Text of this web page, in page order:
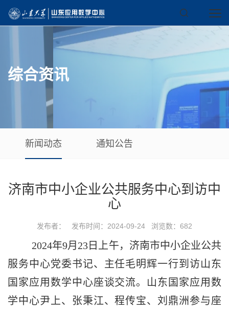
综合资讯
新闻动态 通知公告
济南市中小企业公共服务中心到访中
心
发布者： 发布时间：2024-09-24 浏览数： 682
2024年9月23日上午，济南市中小企业公共
服务中心党委书记、主任毛明辉一行到访山东
国家应用数学中心座谈交流。山东国家应用数
学中心尹上、张秉江、程传宝、刘鼎洲参与座